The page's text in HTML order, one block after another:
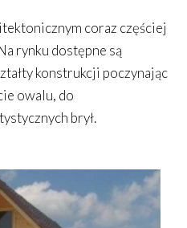
coraz częściej
rynku dostępne są
konstrukcji poczynając
owalu, do
brył.